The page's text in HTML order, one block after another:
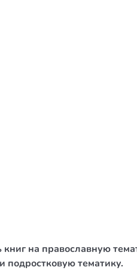
на православную
подростковую тематику.